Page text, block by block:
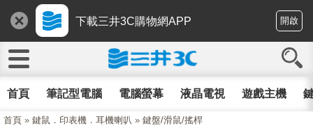
下載三井3C購物網APP 開啟
首頁 筆記型電腦 電腦螢幕 液晶電視 遊戲主機
首頁 » 鍵鼠．印表機．耳機喇叭 » 鍵盤/滑鼠/搖桿